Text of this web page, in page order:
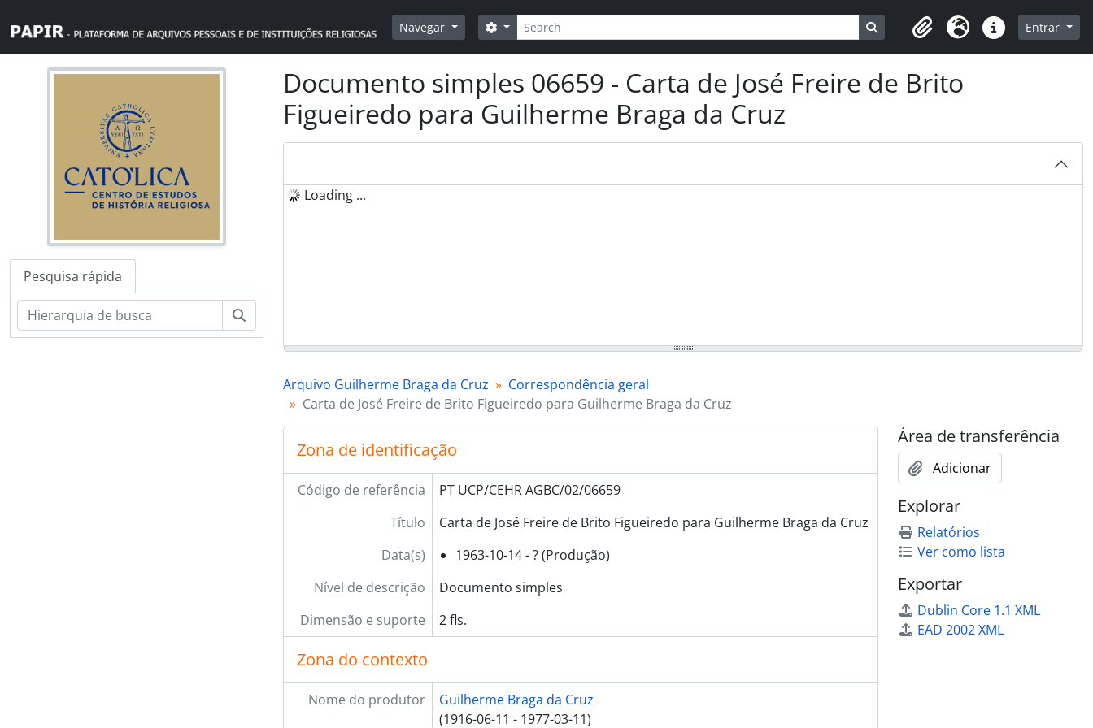
Navegar
Pesquisar
Opções de busca Busque na página de navegação
Clipboard
Idioma Ligações rápidas
Entrar
Pesquisa rápida
Documento simples 06659 - Carta de José Freire de Brito
Figueiredo para Guilherme Braga da Cruz
Loading ...
Arquivo Guilherme Braga da Cruz
Correspondência geral
Carta de José Freire de Brito Figueiredo para Guilherme Braga da Cruz
Zona de identificação
Código de referência
PT UCP/CEHR AGBC/02/06659
Título
Carta de José Freire de Brito Figueiredo para Guilherme Braga da Cruz
Data(s)
1963-10-14 - ? (Produção)
Nível de descrição
Documento simples
Dimensão e suporte
2 fls.
Zona do contexto
Nome do produtor
Guilherme Braga da Cruz
(1916-06-11 - 1977-03-11)
Área de transferência
Adicionar
Explorar
Relatórios
Ver como lista
Exportar
Dublin Core 1.1 XML
EAD 2002 XML